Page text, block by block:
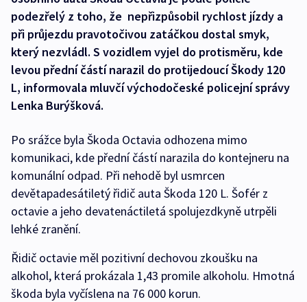
podezřelý z toho, že nepřizpůsobil rychlost jízdy a
při průjezdu pravotočivou zatáčkou dostal smyk,
který nezvládl. S vozidlem vyjel do protisměru, kde
levou přední částí narazil do protijedoucí Škody 120
L, informovala mluvčí východočeské policejní správy
Lenka Burýšková.
Po srážce byla Škoda Octavia odhozena mimo
komunikaci, kde přední částí narazila do kontejneru na
komunální odpad. Při nehodě byl usmrcen
devětapadesátiletý řidič auta Škoda 120 L. Šofér z
octavie a jeho devatenáctiletá spolujezdkyně utrpěli
lehké zranění.
Řidič octavie měl pozitivní dechovou zkoušku na
alkohol, která prokázala 1,43 promile alkoholu. Hmotná
škoda byla vyčíslena na 76 000 korun.